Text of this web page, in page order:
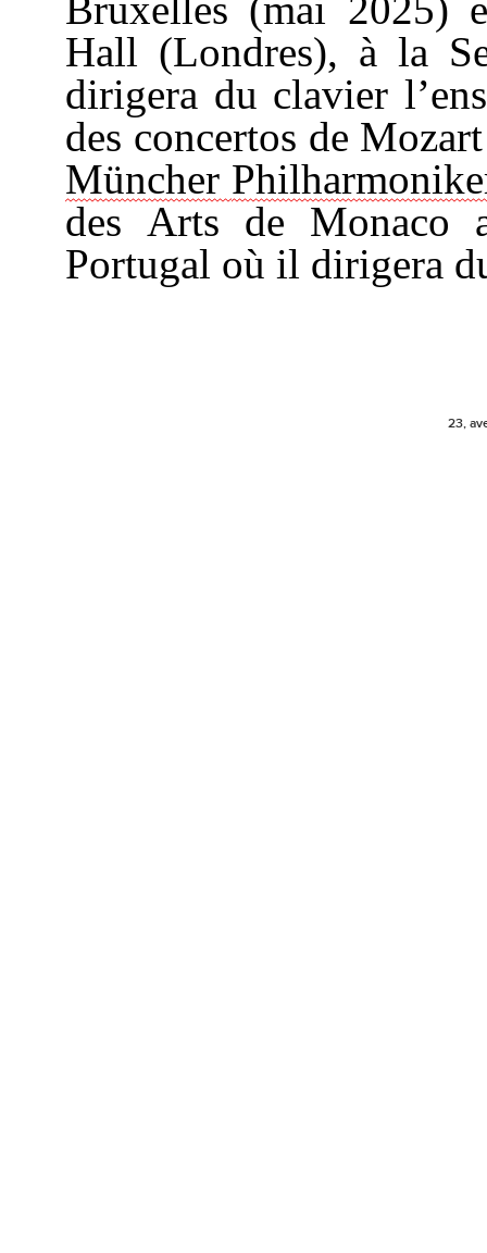
Bruxelles (mai 2025)
Hall (Londres), à la
dirigera du clavier
des concertos de
Müncher
des Arts de
Portugal où il dirigera
23,